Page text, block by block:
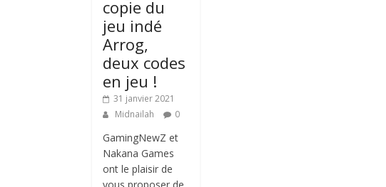
copie du
jeu indé
Arrog,
deux codes
en jeu !
31 janvier 2021
Midnailah
0
GamingNewZ et
Nakana Games
ont le plaisir de